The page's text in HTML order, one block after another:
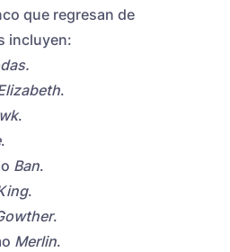
que regresan de
incluyen:
.
.
.
Ban.
.
.
Merlin.